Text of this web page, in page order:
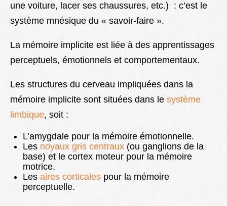
une voiture, lacer ses chaussures, etc.) : c’est le
système mnésique du « savoir-faire ».
La mémoire implicite est liée à des apprentissages
perceptuels, émotionnels et comportementaux.
Les structures du cerveau impliquées dans la
mémoire implicite sont situées dans le système
limbique, soit :
L’amygdale pour la mémoire émotionnelle.
Les noyaux gris centraux (ou ganglions de la
base) et le cortex moteur pour la mémoire
motrice.
Les aires corticales pour la mémoire
perceptuelle.